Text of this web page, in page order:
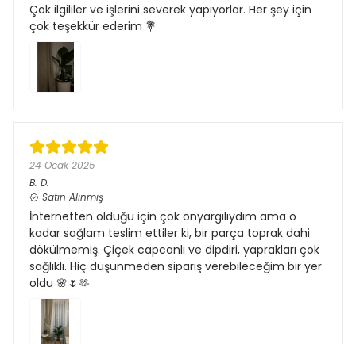
Çok ilgililer ve işlerini severek yapıyorlar. Her şey için
çok teşekkür ederim 💐
24 Ocak 2025
B. D.
Satın Alınmış
İnternetten olduğu için çok önyargılıydım ama o
kadar sağlam teslim ettiler ki, bir parça toprak dahi
dökülmemiş. Çiçek capcanlı ve dipdiri, yaprakları çok
sağlıklı. Hiç düşünmeden sipariş verebileceğim bir yer
oldu 🌸🌷🫶